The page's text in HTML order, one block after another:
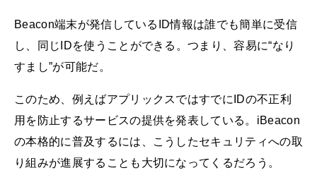
Beacon端末が発信しているID情報は誰でも簡単に受信
し、同じIDを使うことができる。つまり、容易に“なり
すまし”が可能だ。
このため、例えばアプリックスではすでにIDの不正利
用を防止するサービスの提供を発表している。iBeacon
の本格的に普及するには、こうしたセキュリティへの取
り組みが進展することも大切になってくるだろう。